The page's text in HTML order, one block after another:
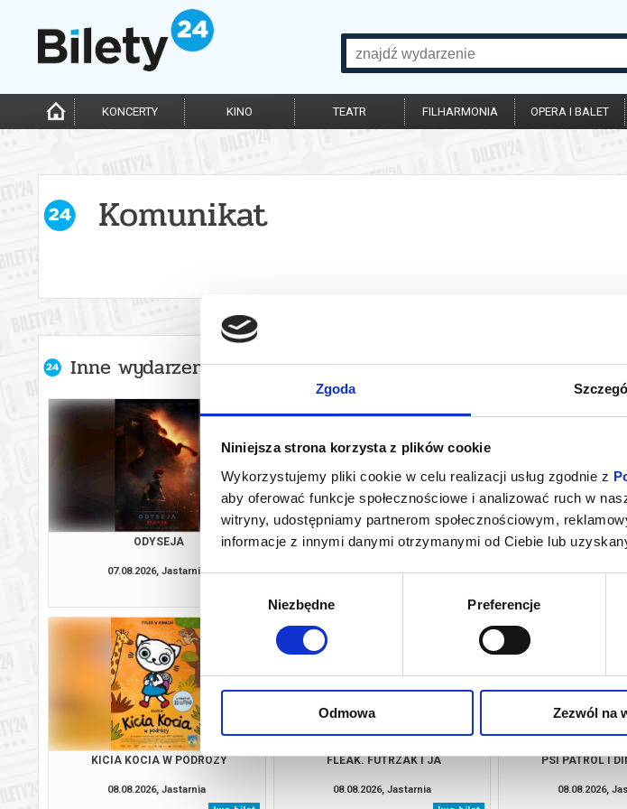
Zgoda
Niniejsza strona korzysta z plików cookie
Wykorzystujemy pliki cookie w celu realizacji usług zgodnie z
aby oferować funkcje społecznościowe i analizować ruch w
witryny, udostępniamy partnerom społecznościowym,
informacje z innymi danymi otrzymanymi od Ciebie lub
zgody
Niezbędne Preferencje
Odmowa Zezwól na
KONCERTY KINO TEATR FILHARMONIA OPERA I BALET
Komunikat
Inne wydarzenia organizatora
ODYSEJA
07.08.2026, Jastarnia
O CZYM SOBIE NIE MÓWIMY
07.08.2026, Jastarnia
07.08.2026,
KICIA KOCIA W PODRÓZY
08.08.2026, Jastarnia
FLEAK. FUTRZAK I JA
08.08.2026, Jastarnia
PSI PATROL I
08.08.2026,